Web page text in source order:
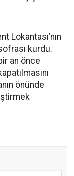
Lokantası’nın
kurdu.
an önce
önünde